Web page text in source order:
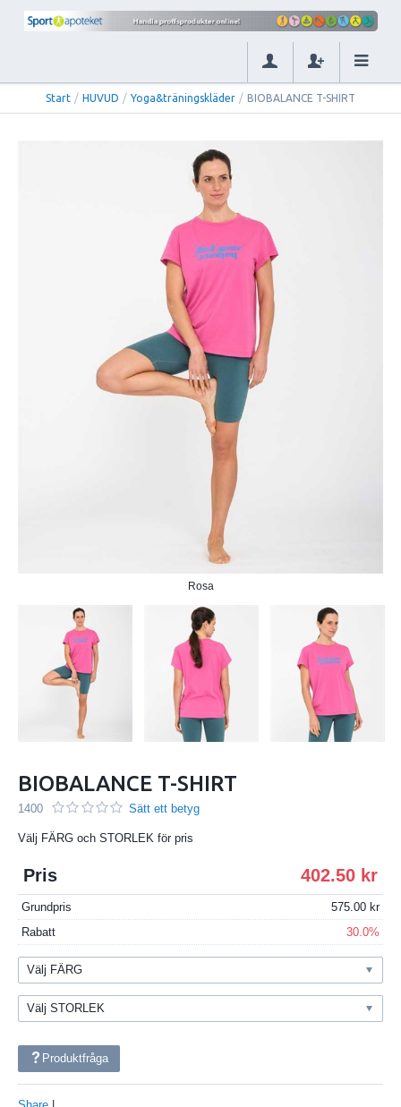
Start / HUVUD / Yoga&träningskläder / BIOBALANCE T-SHIRT
Rosa
BIOBALANCE T-SHIRT
1400 Sätt ett betyg
Välj FÄRG och STORLEK för pris
Pris 402.50
Grundpris
575.00
Rabatt
30.0%
Produktfråga